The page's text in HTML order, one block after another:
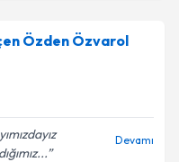
Özden Özvarol
Devamı